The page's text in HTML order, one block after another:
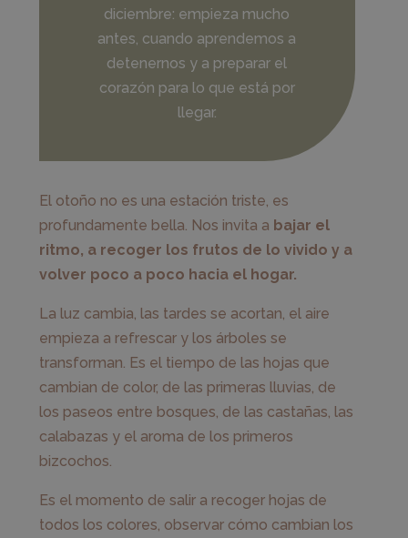
diciembre: empieza mucho
antes, cuando aprendemos a
detenernos y a preparar el
corazón para lo que está por
llegar.
El otoño no es una estación triste, es
profundamente bella. Nos invita a bajar el
ritmo, a recoger los frutos de lo vivido y a
volver poco a poco hacia el hogar.
La luz cambia, las tardes se acortan, el aire
empieza a refrescar y los árboles se
transforman. Es el tiempo de las hojas que
cambian de color, de las primeras lluvias, de
los paseos entre bosques, de las castañas, las
calabazas y el aroma de los primeros
bizcochos.
Es el momento de salir a recoger hojas de
todos los colores, observar cómo cambian los